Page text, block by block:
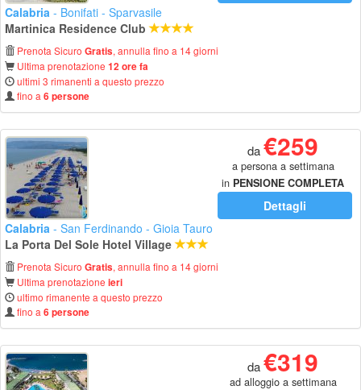
Calabria - Bonifati - Sparvasile
Martinica Residence Club
Prenota Sicuro Gratis, annulla fino a 14 giorni
Ultima prenotazione 12 ore fa
ultimi 3 rimanenti a questo prezzo
fino a 6 persone
da€259
a persona a settimana
in PENSIONE COMPLETA
Dettagli
Calabria - San Ferdinando - Gioia Tauro
La Porta Del Sole Hotel Village
Prenota Sicuro Gratis, annulla fino a 14 giorni
Ultima prenotazione ieri
ultimo rimanente a questo prezzo
fino a 6 persone
da€319
ad alloggio a settimana